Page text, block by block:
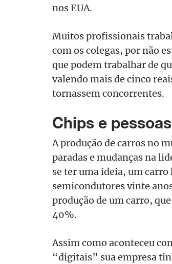
nos EUA.
Muitos profissionais
com os colegas, por não
que podem trabalhar de
valendo mais de cinco
tornassem concorrentes.
Chips e pessoas
A produção de carros no
paradas e mudanças na
se ter uma ideia, um carro
semicondutores vinte
produção de um carro,
40%.
Assim como aconteceu
“digitais” sua empresa